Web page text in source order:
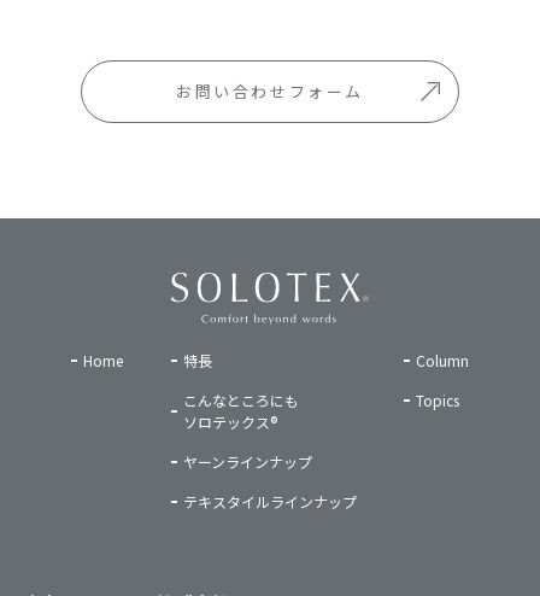
お問い合わせフォーム
Home
特長
こんなところにも
ソロテックス®
ヤーンラインナップ
テキスタイルラインナップ
Column
Topics